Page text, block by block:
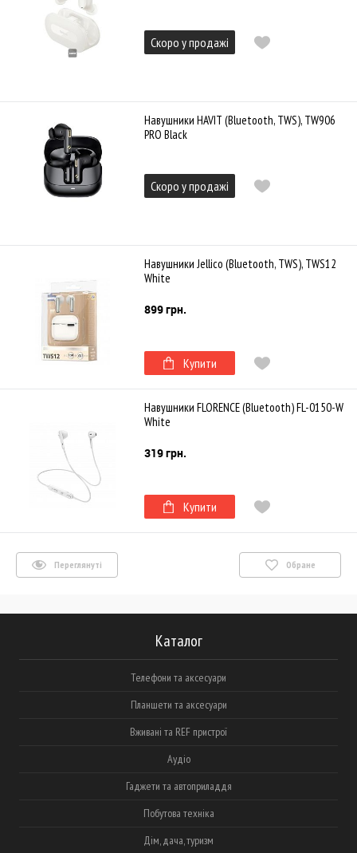
Скоро у продажі
Навушники HAVIT (Bluetooth, TWS), TW906
PRO Black
Скоро у продажі
Навушники Jellico (Bluetooth, TWS), TWS12
White
899 грн.
Купити
Навушники FLORENCE (Bluetooth) FL-0150-W
White
319 грн.
Купити
Переглянуті Обране
Каталог
Телефони та аксесуари
Планшети та аксесуари
Вживані та REF пристрої
Аудіо
Гаджети та автоприладдя
Побутова техніка
Дім, дача, туризм